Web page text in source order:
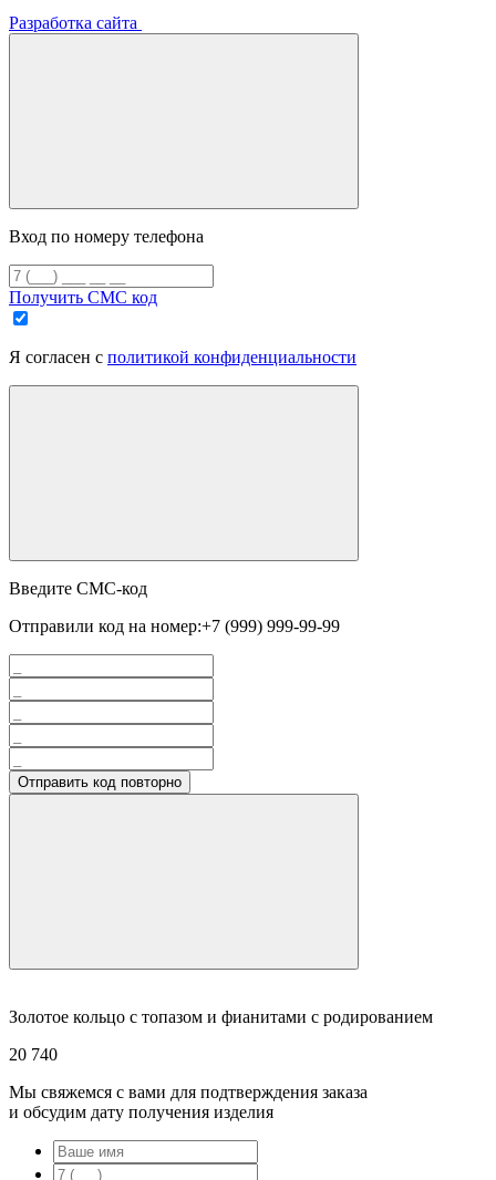
Разработка сайта
Вход по номеру телефона
Получить СМС код
Я согласен с политикой конфиденциальности
Введите СМС-код
Отправили код на номер:+7 (999) 999-99-99
Отправить код повторно
Золотое кольцо с топазом и фианитами с родированием
20 740
Мы свяжемся с вами для подтверждения заказа
и обсудим дату получения изделия